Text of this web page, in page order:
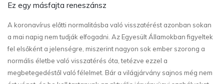
Ez egy másfajta reneszánsz
A koronavírus előtti normalitásba való visszatérést azonban sokan
a mai napig nem tudják elfogadni. Az Egyesült Államokban figyeltek
fel elsőként a jelenségre, miszerint nagyon sok ember szorong a
normális életbe való visszatérés óta, tetézve ezzel a
megbetegedéstől való félelmet. Bár a világjárvány sajnos még nem